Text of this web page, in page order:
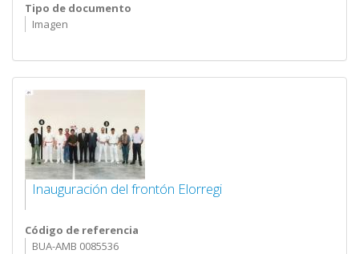
Tipo de documento
Imagen
Inauguración del frontón Elorregi
Código de referencia
BUA-AMB 0085536